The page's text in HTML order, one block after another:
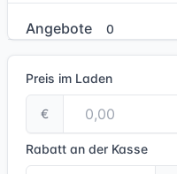
Angebote 0
Preis im Laden
€
Rabatt an der Kasse